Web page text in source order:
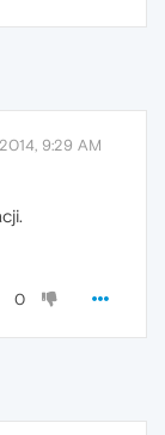
9:29 AM
0